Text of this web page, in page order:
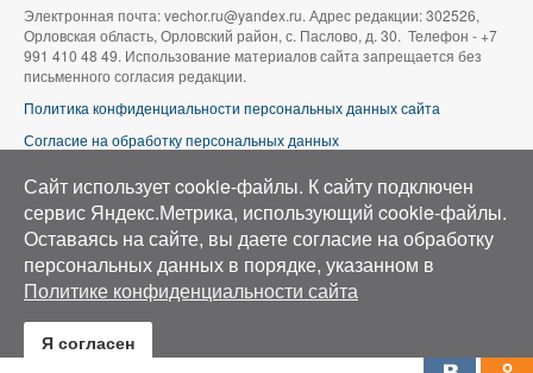
Электронная почта: vechor.ru@yandex.ru. Адрес редакции: 302526,
Орловская область, Орловский район, с. Паслово, д. 30. Телефон - +7
991 410 48 49. Использование материалов сайта запрещается без
письменного согласия редакции.
Политика конфиденциальности персональных данных сайта
Согласие на обработку персональных данных
Аэросъемка в Орле»
Сайт использует cookie-файлы. К cайту подключен
сервис Яндекс.Метрика, использующий cookie-файлы.
Оставаясь на сайте, вы даете согласие на обработку
персональных данных в порядке, указанном в
Политике конфиденциальности сайта
Я согласен